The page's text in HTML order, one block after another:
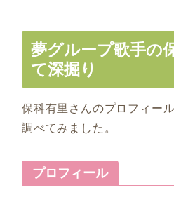
夢グループ歌手の
て深掘り
保科有里さんのプロフィー
調べてみました。
プロフィール